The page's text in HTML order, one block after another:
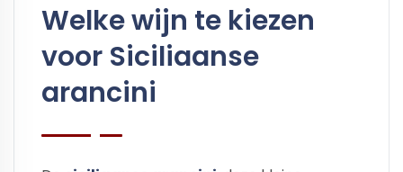
Welke wijn te kiezen
voor Siciliaanse
arancini